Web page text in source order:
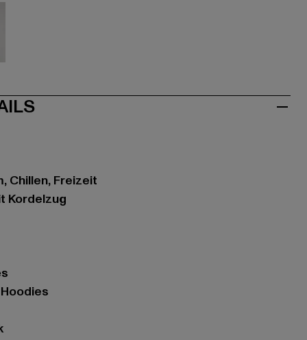
Chillen, Freizeit
Kordelzug